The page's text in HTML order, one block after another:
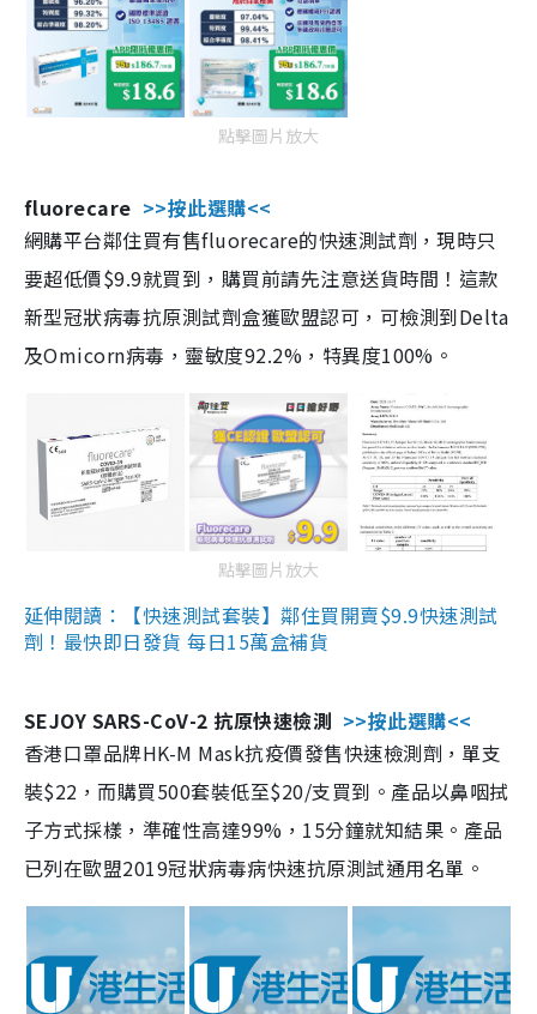
點擊圖片放大
fluorecare >>按此選購<<
網購平台鄰住買有售fluorecare的快速測試劑，現時只
要超低價$9.9就買到，購買前請先注意送貨時間！這款
新型冠狀病毒抗原測試劑盒獲歐盟認可，可檢測到Delta
及Omicorn病毒，靈敏度92.2%，特異度100%。
點擊圖片放大
延伸閱讀：【快速測試套裝】鄰住買開賣$9.9快速測試
劑！最快即日發貨 每日15萬盒補貨
SEJOY SARS-CoV-2 抗原快速檢測 >>按此選購<<
香港口罩品牌HK-M Mask抗疫價發售快速檢測劑，單支
裝$22，而購買500套裝低至$20/支買到。產品以鼻咽拭
子方式採樣，準確性高達99%，15分鐘就知結果。產品
已列在歐盟2019冠狀病毒病快速抗原測試通用名單。